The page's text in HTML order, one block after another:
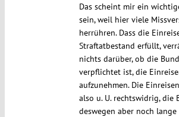
Das scheint mir ein
sein, weil hier viele
herrühren. Dass die
Straftatbestand erfüllt,
nichts darüber, ob die
verpflichtet ist, die
aufzunehmen. Die
also u. U. rechtswidrig, die
deswegen aber noch